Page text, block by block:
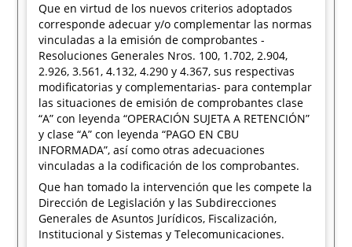
Que en virtud de los nuevos criterios adoptados
corresponde adecuar y/o complementar las normas
vinculadas a la emisión de comprobantes -
Resoluciones Generales Nros. 100, 1.702, 2.904,
2.926, 3.561, 4.132, 4.290 y 4.367, sus respectivas
modificatorias y complementarias- para contemplar
las situaciones de emisión de comprobantes clase
“A” con leyenda “OPERACIÓN SUJETA A RETENCIÓN”
y clase “A” con leyenda “PAGO EN CBU
INFORMADA”, así como otras adecuaciones
vinculadas a la codificación de los comprobantes.
Que han tomado la intervención que les compete la
Dirección de Legislación y las Subdirecciones
Generales de Asuntos Jurídicos, Fiscalización,
Institucional y Sistemas y Telecomunicaciones.